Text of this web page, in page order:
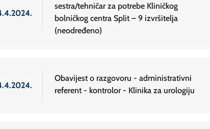
sestra/tehničar za potrebe Kliničkog
bolničkog centra Split – 9 izvršitelja
(neodređeno)
Obavijest o razgovoru - administrativni
referent - kontrolor - Klinika za urologiju